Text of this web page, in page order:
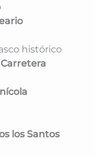
histórico
los Santos